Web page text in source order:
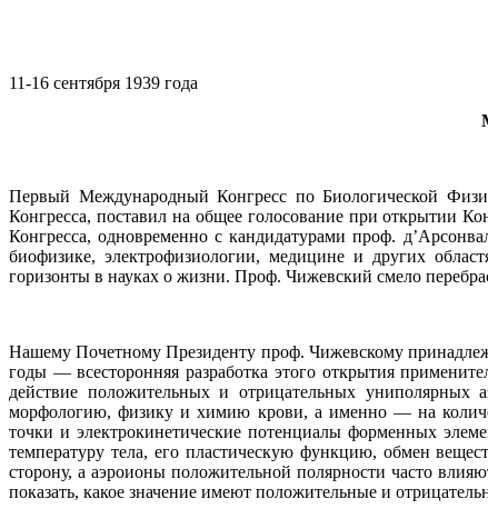
11-16 сентября 1939 года
Первый Международный Конгресс по Биологической
Конгресса, поставил на общее голосование при открытии
Конгресса, одновременно с кандидатурами проф.
биофизике, электрофизиологии, медицине и других
горизонты в науках о жизни. Проф. Чижевский смело
Нашему Почетному Президенту проф. Чижевскому
годы — всесторонняя разработка этого открытия
действие положительных и отрицательных униполярных
морфологию, физику и химию крови, а именно — на
точки и электрокинетические потенциалы форменных
температуру тела, его пластическую функцию, обмен
сторону, а аэроионы положительной полярности часто
показать, какое значение имеют положительные и